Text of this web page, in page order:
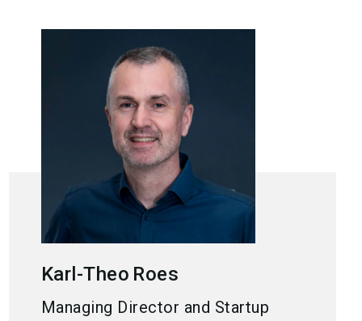
Karl-Theo Roes
Managing Director and Startup